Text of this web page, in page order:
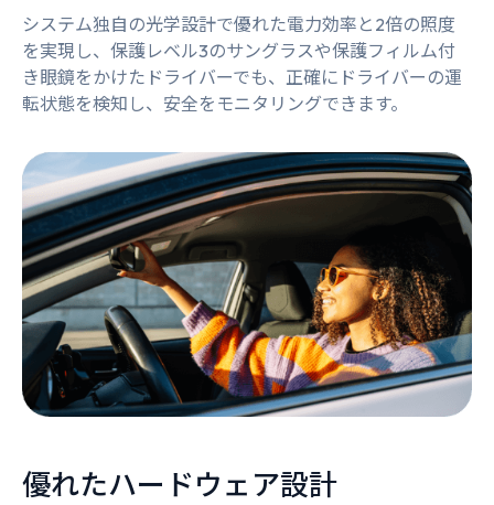
システム独自の光学設計で優れた電力効率と2倍の照度
を実現し、保護レベル3のサングラスや保護フィルム付
き眼鏡をかけたドライバーでも、正確にドライバーの運
転状態を検知し、安全をモニタリングできます。
優れたハードウェア設計